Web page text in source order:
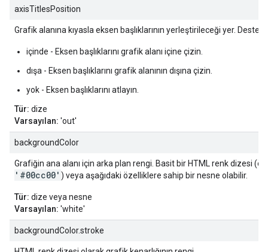
axisTitlesPosition
Grafik alanına kıyasla eksen başlıklarının yerleştirileceği yer.
içinde - Eksen başlıklarını grafik alanı içine çizin.
dışa - Eksen başlıklarını grafik alanının dışına çizin.
yok - Eksen başlıklarını atlayın.
Tür: dize
Varsayılan: 'out'
backgroundColor
Grafiğin ana alanı için arka plan rengi. Basit bir HTML renk dizesi (ör.
'#00cc00' ) veya aşağıdaki özelliklere sahip bir nesne olabilir.
Tür: dize veya nesne
Varsayılan: 'white'
backgroundColor.stroke